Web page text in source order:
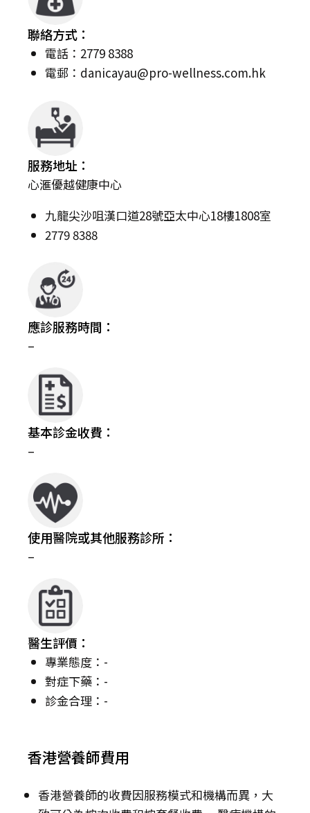
聯絡方式：
電話：2779 8388
電郵： danicayau@pro-wellness.com.hk
服務地址：
心滙優越健康中心
九龍尖沙咀漢口道28號亞太中心18樓1808室
2779 8388
應診服務時間：
–
基本診金收費：
–
使用醫院或其他服務診所：
–
醫生評價：
專業態度：-
對症下藥：-
診金合理：-
香港營養師費用
香港營養師的收費因服務模式和機構而異，大